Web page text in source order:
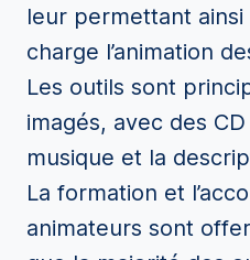
leur permettant
charge l’animation
Les outils sont
imagés, avec des
musique et la
La formation et
animateurs sont